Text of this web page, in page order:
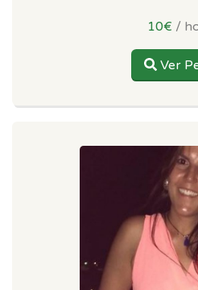
10€ /
Ver